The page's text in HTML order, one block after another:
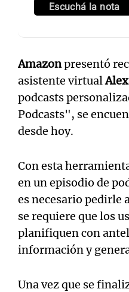
Escuchá la nota
Amazonpresentó
asistente virtual
podcasts
Podcasts", se
desde hoy.
Con esta
en un episodio de
es necesario pedirle
se requiere que los
planifiquen con
información y
Una vez que se